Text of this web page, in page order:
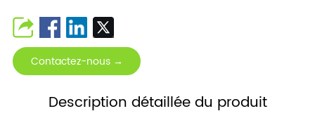
Contactez-nous →
Description détaillée du produit